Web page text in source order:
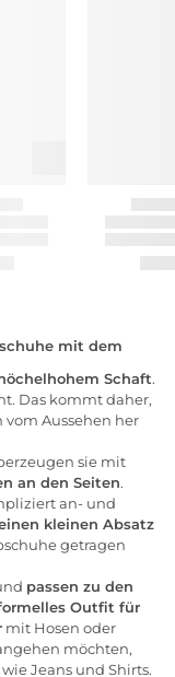
mit dem
Schaft.
Das kommt daher,
vom Aussehen her
sie mit
an den Seiten.
an- und
kleinen Absatz
getragen
passen zu den
Outfit für
mit Hosen oder
möchten,
wieJeans und Shirts.